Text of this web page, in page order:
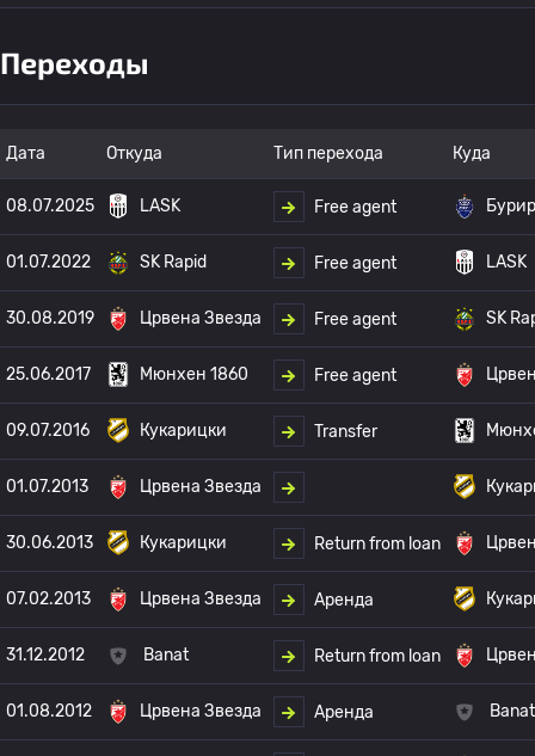
Переходы
Дата Откуда Тип перехода Куда
08.07.2025 LASK Free agent
01.07.2022 SK Rapid Free agent LASK
30.08.2019 Црвена Звезда Free agent SK
25.06.2017 Мюнхен 1860 Free agent
09.07.2016 Кукарицки Transfer
01.07.2013 Црвена Звезда
30.06.2013 Кукарицки Return from loan
07.02.2013 Црвена Звезда Аренда
31.12.2012 Banat Return from loan
01.08.2012 Црвена Звезда Аренда Banat